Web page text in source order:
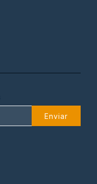
Enviar